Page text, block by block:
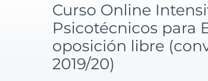
Curso Online
Psicotécnicos para
oposición libre
2019/20)